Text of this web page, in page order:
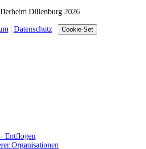
Dillenburg 2026
| Datenschutz| Cookie-Set
Entflogen
Organisationen